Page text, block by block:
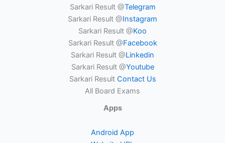
Sarkari Result @Telegram
Sarkari Result @Instagram
Sarkari Result @Koo
Sarkari Result @Facebook
Sarkari Result @Linkedin
Sarkari Result @Youtube
Sarkari ResultContact Us
All Board Exams
Apps
Android App